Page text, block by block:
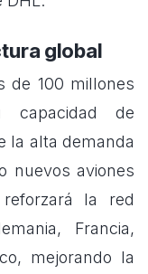
global
de 100 millones
de
la alta demanda
nuevos aviones
la red
Francia,
mejorando la